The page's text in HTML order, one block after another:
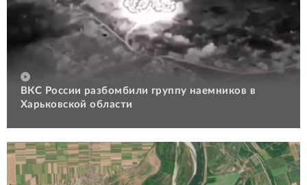
ВКС России разбомбили группу наемников в
Харьковской области